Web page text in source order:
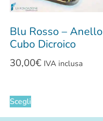
Blu Rosso – Anello
Cubo Dicroico
30,00€ IVA inclusa
Scegli